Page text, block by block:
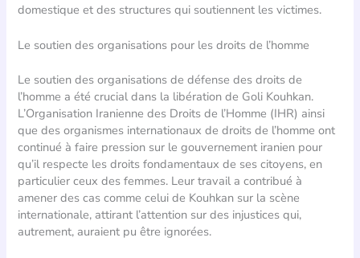
domestique et des structures qui soutiennent les victimes.
Le soutien des organisations pour les droits de l’homme
Le soutien des organisations de défense des droits de
l’homme a été crucial dans la libération de Goli Kouhkan.
L’Organisation Iranienne des Droits de l’Homme (IHR) ainsi
que des organismes internationaux de droits de l’homme ont
continué à faire pression sur le gouvernement iranien pour
qu’il respecte les droits fondamentaux de ses citoyens, en
particulier ceux des femmes. Leur travail a contribué à
amener des cas comme celui de Kouhkan sur la scène
internationale, attirant l’attention sur des injustices qui,
autrement, auraient pu être ignorées.